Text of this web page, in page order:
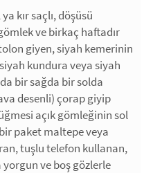
kır saçlı, döşüsü
ve birkaç haftadır
giyen, siyah kemerinin
kundura veya siyah
bir sağda bir solda
desenli) çorap giyip
açık gömleğinin sol
paket maltepe veya
tuşlu telefon kullanan,
ve boş gözlerle